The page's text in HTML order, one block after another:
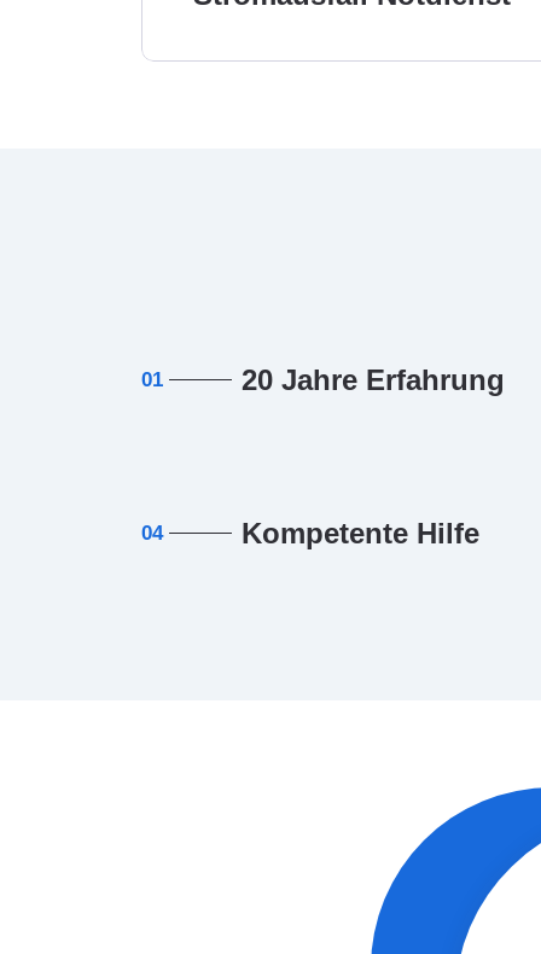
01 20 Jahre Erfahrung
04 Kompetente Hilfe